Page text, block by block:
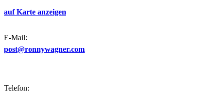
auf Karte anzeigen
E-Mail:
post@ronnywagner.com
Telefon: